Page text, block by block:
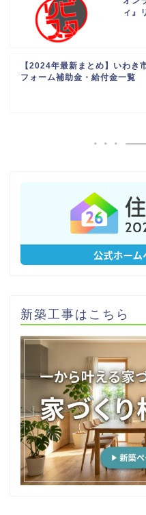
ィ』
【2024年最新まとめ】いわき
フォーム補助金・給付金一覧
新築工事はこちら